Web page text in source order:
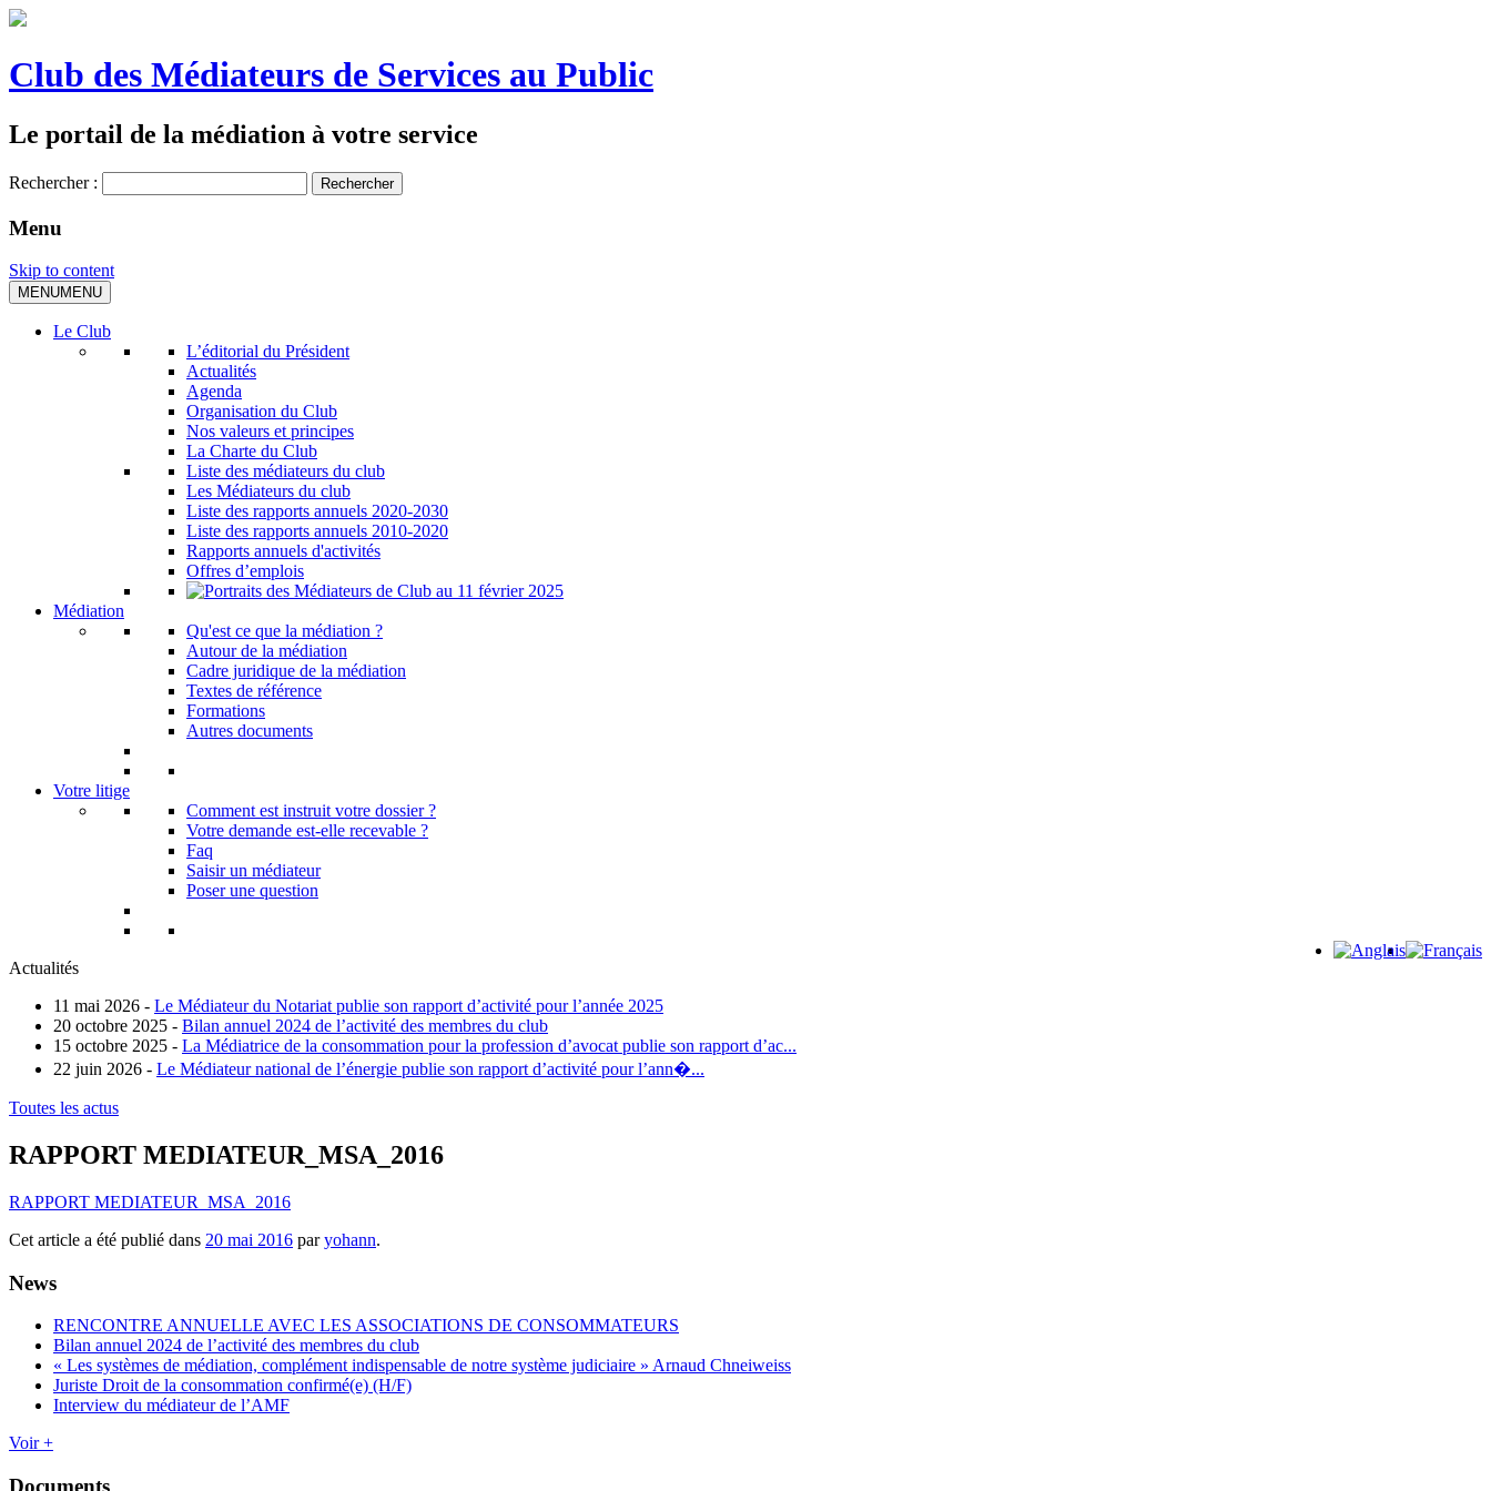
Club des Médiateurs de Services au Public
Le portail de la médiation à votre service
Rechercher :
Menu
Skip to content
MENUMENU
Le Club
L’éditorial du Président
Actualités
Agenda
Organisation du Club
Nos valeurs et principes
La Charte du Club
Liste des médiateurs du club
Les Médiateurs du club
Liste des rapports annuels 2020-2030
Liste des rapports annuels 2010-2020
Rapports annuels d'activités
Offres d’emplois
Médiation
Qu'est ce que la médiation ?
Autour de la médiation
Cadre juridique de la médiation
Textes de référence
Formations
Autres documents
Votre litige
Comment est instruit votre dossier ?
Votre demande est-elle recevable ?
Faq
Saisir un médiateur
Poser une question
Actualités
11 mai 2026 - Le Médiateur du Notariat publie son rapport d’activité pour l’année 2025
20 octobre 2025 - Bilan annuel 2024 de l’activité des membres du club
15 octobre 2025 - La Médiatrice de la consommation pour la profession d’avocat publie son rapport d’ac...
22 juin 2026 - Le Médiateur national de l’énergie publie son rapport d’activité pour l’ann�...
Toutes les actus
RAPPORT MEDIATEUR_MSA_2016
RAPPORT MEDIATEUR_MSA_2016
Cet article a été publié dans 20 mai 2016 paryohann.
News
RENCONTRE ANNUELLE AVEC LES ASSOCIATIONS DE CONSOMMATEURS
Bilan annuel 2024 de l’activité des membres du club
« Les systèmes de médiation, complément indispensable de notre système judiciaire » Arnaud Chneiweiss
Juriste Droit de la consommation confirmé(e) (H/F)
Interview du médiateur de l’AMF
Voir +
Documents